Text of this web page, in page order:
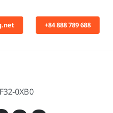
+84 888 789 688
0XB0